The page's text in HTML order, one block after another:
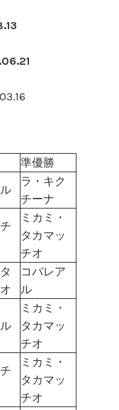
準優勝
ラ・キク
チーナ
ミカミ・
タカマッ
チオ
コバレア
ル
ミカミ・
タカマッ
チオ
ミカミ・
タカマッ
チオ